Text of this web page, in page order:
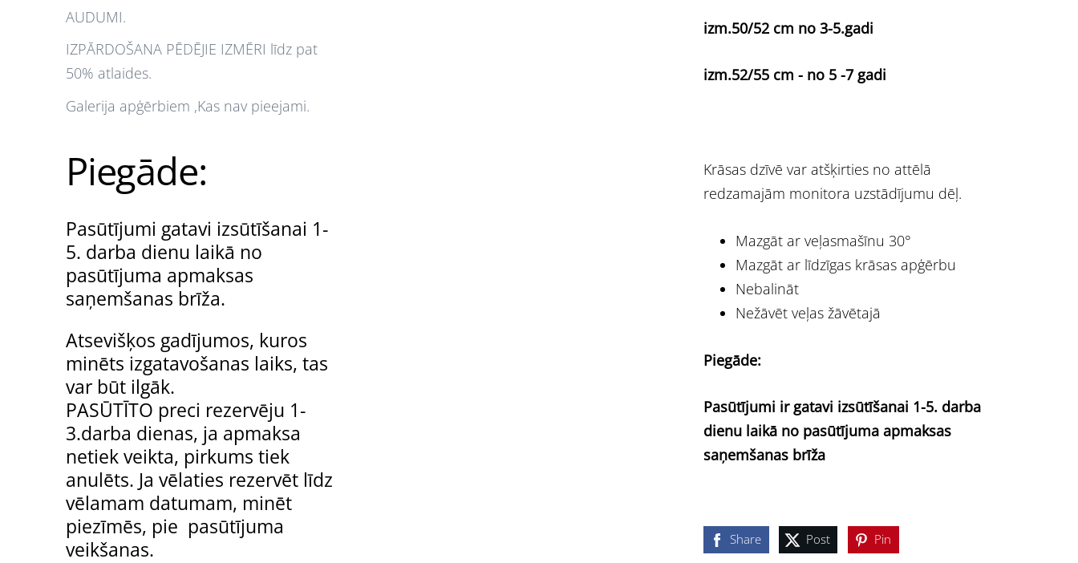
AUDUMI.
IZPĀRDOŠANA PĒDĒJIE IZMĒRI līdz pat
50% atlaides.
Galerija apģērbiem ,Kas nav pieejami.
Piegāde:
Pasūtījumi gatavi izsūtīšanai 1-
5. darba dienu laikā no
pasūtījuma apmaksas
saņemšanas brīža.
Atsevišķos gadījumos, kuros
minēts izgatavošanas laiks, tas
var būt ilgāk.
PASŪTĪTO preci rezervēju 1-
3.darba dienas, ja apmaksa
netiek veikta, pirkums tiek
anulēts. Ja vēlaties rezervēt līdz
vēlamam datumam, minēt
piezīmēs, pie pasūtījuma
veikšanas.
izm.50/52 cm no 3-5.gadi
izm.52/55 cm - no 5 -7 gadi
Krāsas dzīvē var atšķirties no attēlā
redzamajām monitora uzstādījumu dēļ.
Mazgāt ar veļasmašīnu 30°
Mazgāt ar līdzīgas krāsas apģērbu
Nebalināt
Nežāvēt veļas žāvētajā
Piegāde:
Pasūtījumi ir gatavi izsūtīšanai 1-5. darba
dienu laikā no pasūtījuma apmaksas
saņemšanas brīža
Share Post Pin